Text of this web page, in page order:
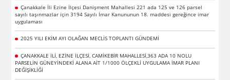
Çanakkale İli Ezine İlçesi Danişment Mahallesi 221 ada 125 ve 126 parsel
sayılı taşınmazlar için 3194 Sayılı İmar Kanununun 18. maddesi gereğince imar
uygulaması
2025 YILI EKİM AYI OLAĞAN MECLİS TOPLANTI GÜNDEMİ
ÇANAKKALE İLİ, EZİNE İLÇESİ, CAMİKEBİR MAHALLESİ,363 ADA 10 NOLU
PARSELİN GÜNEYİNDEKİ ALANA AİT 1/1000 ÖLÇEKLİ UYGULAMA İMAR PLANI
DEĞİŞİKLİĞİ